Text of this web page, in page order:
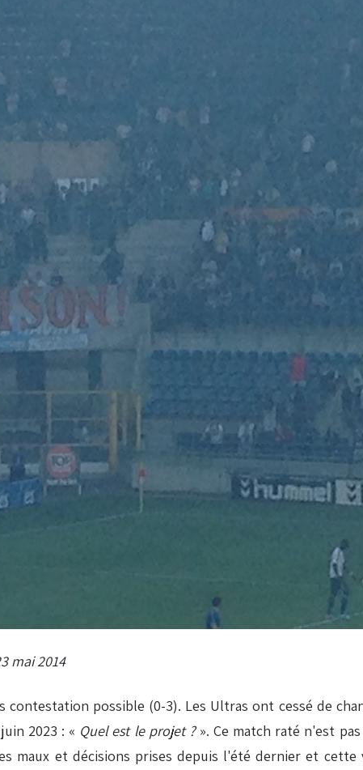
mai 2014
possible (0-3). Les Ultras ont cessé de
2023 : « Quel est le projet ?». Ce match raté n'est
et décisions prises depuis l'été dernier et cette